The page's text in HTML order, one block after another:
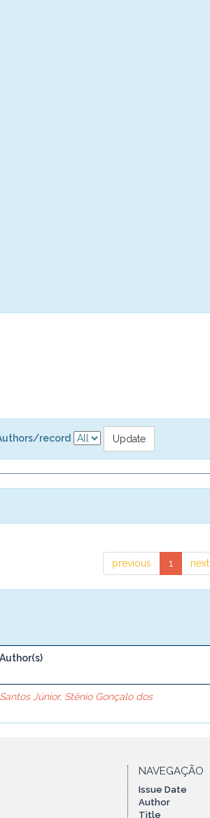
record
previous 1 next
Author(s)
Santos Júnior, Stênio Gonçalo dos
NAVEGAÇÃO
Issue Date
Author
Title